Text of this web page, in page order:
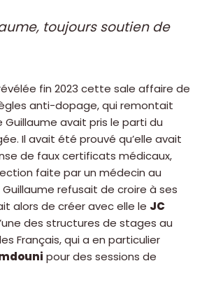
toujours soutien de
fin 2023 cette sale affaire de
anti-dopage, qui remontait
Guillaume avait pris le parti du
Il avait été prouvé qu’elle avait
de faux certificats médicaux,
faite par un médecin au
Guillaume refusait de croire à ses
alors de créer avec elle le JC
des structures de stages au
Français, qui a en particulier
pour des sessions de